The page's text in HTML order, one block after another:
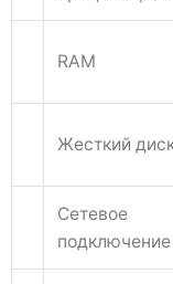
RAM
Жесткий
Сетевое
подключение